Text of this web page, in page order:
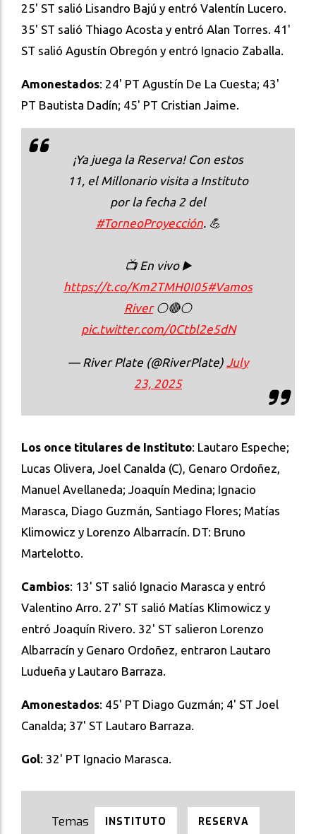
25' ST salió Lisandro Bajú y entró Valentín Lucero.
35' ST salió Thiago Acosta y entró Alan Torres. 41'
ST salió Agustín Obregón y entró Ignacio Zaballa.
Amonestados: 24' PT Agustín De La Cuesta; 43'
PT Bautista Dadín; 45' PT Cristian Jaime.
¡Ya juega la Reserva! Con estos
11, el Millonario visita a Instituto
por la fecha 2 del
#TorneoProyección. 💪
📺 En vivo ▶️
https://t.co/Km2TMH0I05#Vamos
River⚪🔴⚪
pic.twitter.com/0Ctbl2e5dN
— River Plate (@RiverPlate) July
23, 2025
Los once titulares de Instituto: Lautaro Espeche;
Lucas Olivera, Joel Canalda (C), Genaro Ordoñez,
Manuel Avellaneda; Joaquín Medina; Ignacio
Marasca, Diago Guzmán, Santiago Flores; Matías
Klimowicz y Lorenzo Albarracín. DT: Bruno
Martelotto.
Cambios: 13' ST salió Ignacio Marasca y entró
Valentino Arro. 27' ST salió Matías Klimowicz y
entró Joaquín Rivero. 32' ST salieron Lorenzo
Albarracín y Genaro Ordoñez, entraron Lautaro
Ludueña y Lautaro Barraza.
Amonestados: 45' PT Diago Guzmán; 4' ST Joel
Canalda; 37' ST Lautaro Barraza.
Gol: 32' PT Ignacio Marasca.
INSTITUTO RESERVA